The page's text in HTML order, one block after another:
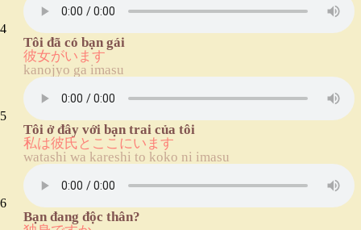
4
Tôi đã có bạn gái
彼女がいます
kanojyo ga imasu
5
Tôi ở đây với bạn trai của tôi
私は彼氏とここにいます
watashi wa kareshi to koko ni imasu
6
Bạn đang độc thân?